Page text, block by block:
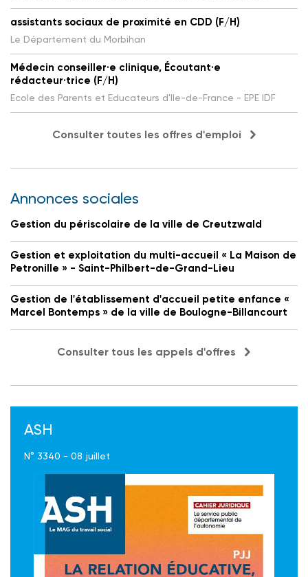
assistants sociaux de proximité en CDD (F/H)
Le Département du Morbihan
Médecin conseiller·e clinique, Écoutant·e
rédacteur·trice (F/H)
Ecole des Parents et Educateurs d'Ile-de-France - EPE IDF
Consulter toutes les offres d'emploi
Annonces sociales
Gestion du périscolaire de la ville de Creutzwald
Gestion et exploitation du multi-accueil « La Maison de
Petronille » - Saint-Philbert-de-Grand-Lieu
Gestion de l'établissement d'accueil petite enfance «
Marcel Bontemps » de la ville de Boulogne-Billancourt
Consulter tous les appels d'offres
ASH
N° 3340 - 08 juillet